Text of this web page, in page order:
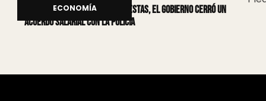
ECONOMÍA
Catamarca: Luego de las protestas, el Gobierno cerró un
acuerdo salarial con la Policía